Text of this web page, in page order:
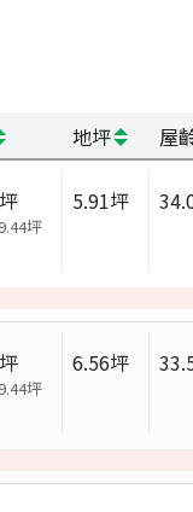
地坪 屋
坪
坪
5.91坪
坪
坪
6.56坪